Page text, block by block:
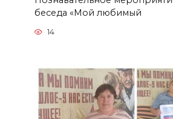
беседа «Мой любимый
14